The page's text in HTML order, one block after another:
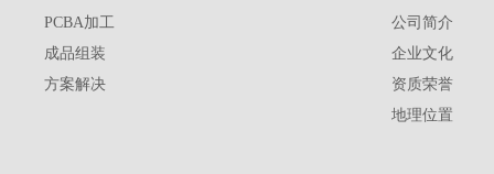
PCBA加工
成品组装
方案解决
公司简介
企业文化
资质荣誉
地理位置